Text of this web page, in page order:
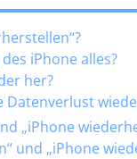
iPhone alles?
her?
Datenverlust
„iPhone
und „iPhone